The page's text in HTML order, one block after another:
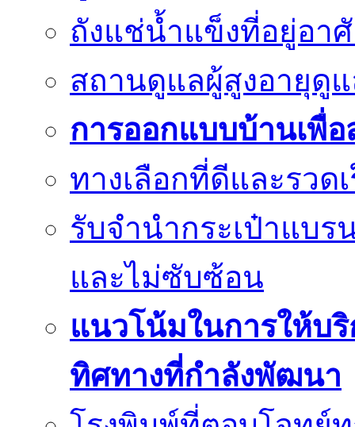
ถังแช่น้ำแข็งที่อยู่อา
สถานดูแลผู้สูงอายุดู
การออกแบบบ้านเพื่
ทางเลือกที่ดีและรวด
รับจำนำกระเป๋าแบ
และไม่ซับซ้อน
แนวโน้มในการให้บ
ทิศทางที่กำลังพัฒนา